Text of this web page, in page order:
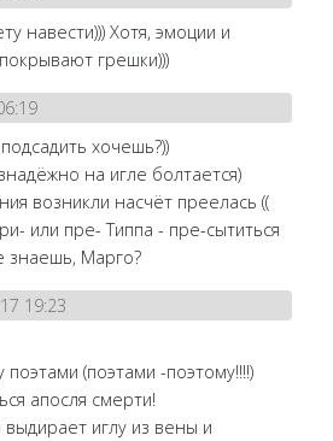
навести))) Хотя, эмоции и
грешки)))
хочешь?))
на игле болтается)
возникли насчёт преелась ((
или пре- Типпа - пре-сытиться
знаешь, Марго?
19:23
(поэтами -поэтому!!!!)
апосля смерти!
иглу из вены и